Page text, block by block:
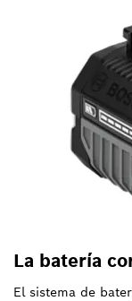
La batería
El sistema de